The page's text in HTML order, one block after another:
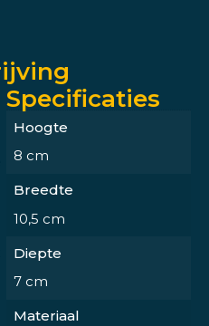
Specificaties
Hoogte
8 cm
Breedte
10,5 cm
Diepte
7 cm
Materiaal